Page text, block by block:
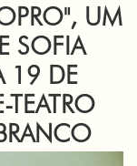
UM
SOFIA
19 DE